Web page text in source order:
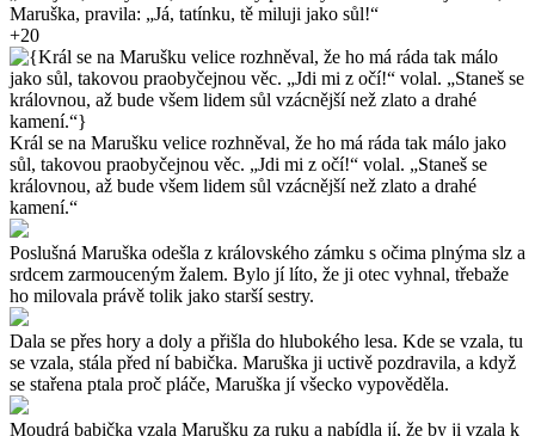
Maruška, pravila: „Já, tatínku, tě miluji jako sůl!“
+20
Král se na Marušku velice rozhněval, že ho má ráda tak málo jako
sůl, takovou praobyčejnou věc. „Jdi mi z očí!“ volal. „Staneš se
královnou, až bude všem lidem sůl vzácnější než zlato a drahé
kamení.“
Poslušná Maruška odešla z královského zámku s očima plnýma slz a
srdcem zarmouceným žalem. Bylo jí líto, že ji otec vyhnal, třebaže
ho milovala právě tolik jako starší sestry.
Dala se přes hory a doly a přišla do hlubokého lesa. Kde se vzala, tu
se vzala, stála před ní babička. Maruška ji uctivě pozdravila, a když
se stařena ptala proč pláče, Maruška jí všecko vypověděla.
Moudrá babička vzala Marušku za ruku a nabídla jí, že by ji vzala k